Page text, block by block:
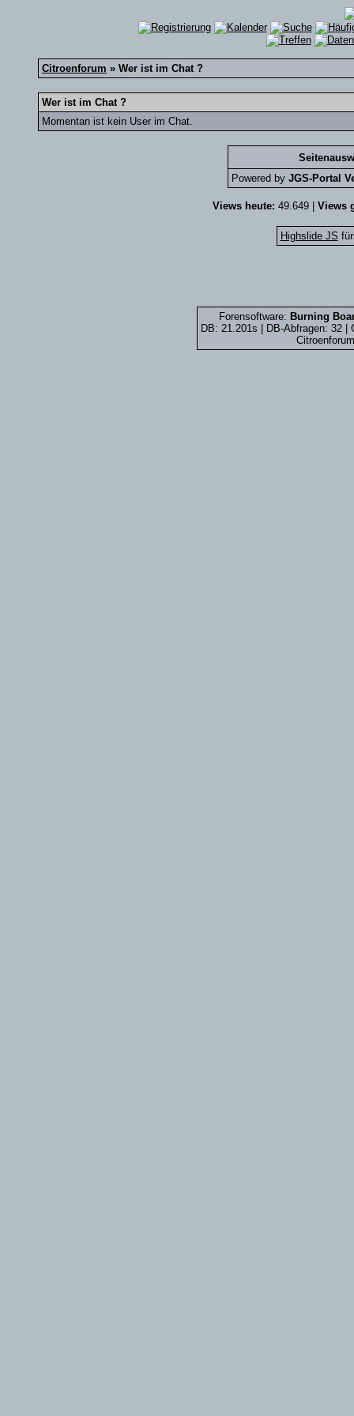
Citroenforum » Wer ist im Chat ?
Wer ist im Chat ?
Momentan ist kein User im Chat.
Powered by JGS-Portal
Views heute: 49.649 | Views
Highslide JS
Forensoftware: Burning
DB: 21.201s | DB-Abfragen: 32